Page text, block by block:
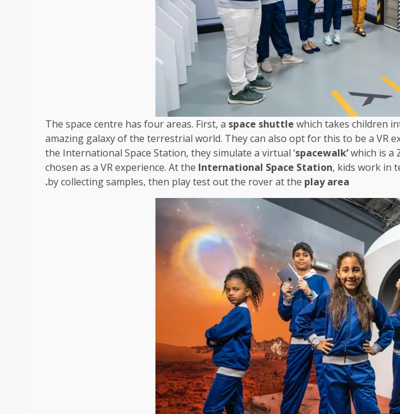
The space centre has four areas. First, a space shuttle which takes children
amazing galaxy of the terrestrial world. They can also opt for this to be a VR
the International Space Station, they simulate a virtual ‘spacewalk’which is a
chosen as a VR experience. At the International Space Station, kids work in
by collecting samples, then play test out the rover at the play area.